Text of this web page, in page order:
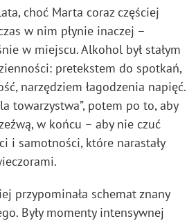
choć Marta coraz częściej
w nim płynie inaczej –
w miejscu. Alkohol był stałym
pretekstem do spotkań,
narzędziem łagodzenia napięć.
towarzystwa”, potem po to, aby
w końcu – aby nie czuć
i samotności, które narastały
przypominała schemat znany
Były momenty intensywnej